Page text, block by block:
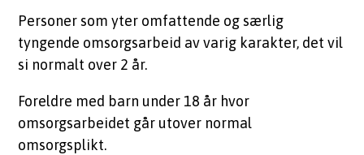
Personer som yter omfattende og særlig
tyngende omsorgsarbeid av varig karakter, det vil
si normalt over 2 år.
Foreldre med barn under 18 år hvor
omsorgsarbeidet går utover normal
omsorgsplikt.